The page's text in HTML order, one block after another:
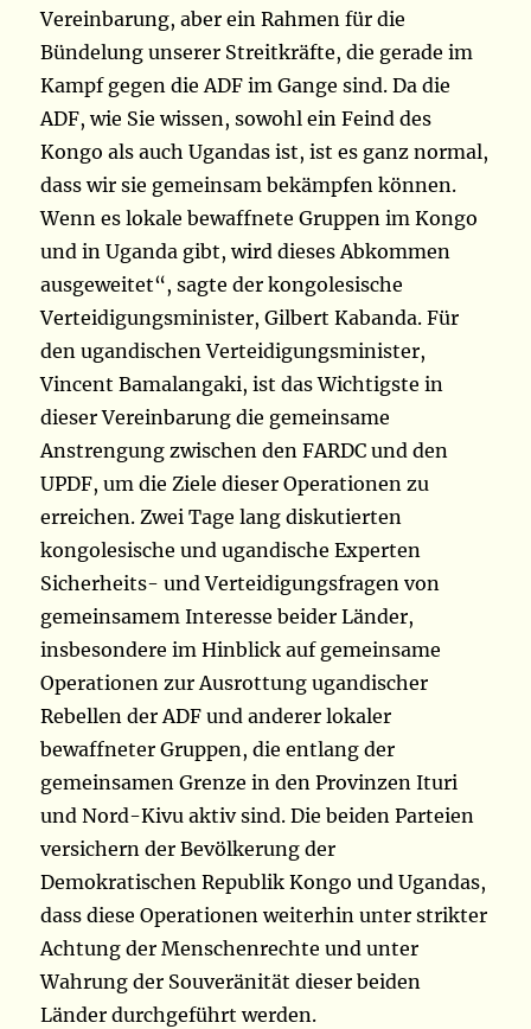
Vereinbarung, aber ein Rahmen für die
Bündelung unserer Streitkräfte, die gerade im
Kampf gegen die ADF im Gange sind. Da die
ADF, wie Sie wissen, sowohl ein Feind des
Kongo als auch Ugandas ist, ist es ganz normal,
dass wir sie gemeinsam bekämpfen können.
Wenn es lokale bewaffnete Gruppen im Kongo
und in Uganda gibt, wird dieses Abkommen
ausgeweitet“, sagte der kongolesische
Verteidigungsminister, Gilbert Kabanda. Für
den ugandischen Verteidigungsminister,
Vincent Bamalangaki, ist das Wichtigste in
dieser Vereinbarung die gemeinsame
Anstrengung zwischen den FARDC und den
UPDF, um die Ziele dieser Operationen zu
erreichen. Zwei Tage lang diskutierten
kongolesische und ugandische Experten
Sicherheits- und Verteidigungsfragen von
gemeinsamem Interesse beider Länder,
insbesondere im Hinblick auf gemeinsame
Operationen zur Ausrottung ugandischer
Rebellen der ADF und anderer lokaler
bewaffneter Gruppen, die entlang der
gemeinsamen Grenze in den Provinzen Ituri
und Nord-Kivu aktiv sind. Die beiden Parteien
versichern der Bevölkerung der
Demokratischen Republik Kongo und Ugandas,
dass diese Operationen weiterhin unter strikter
Achtung der Menschenrechte und unter
Wahrung der Souveränität dieser beiden
Länder durchgeführt werden.